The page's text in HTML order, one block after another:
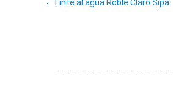
Tinte al agua Roble Claro Sipa